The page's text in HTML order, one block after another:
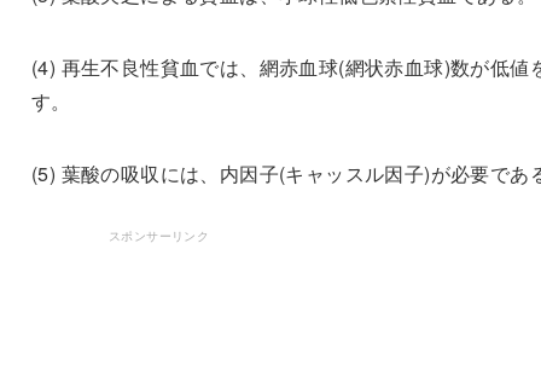
(4) 再生不良性貧血では、網赤血球(網状赤血球)数が低値
す。
(5) 葉酸の吸収には、内因子(キャッスル因子)が必要であ
スポンサーリンク